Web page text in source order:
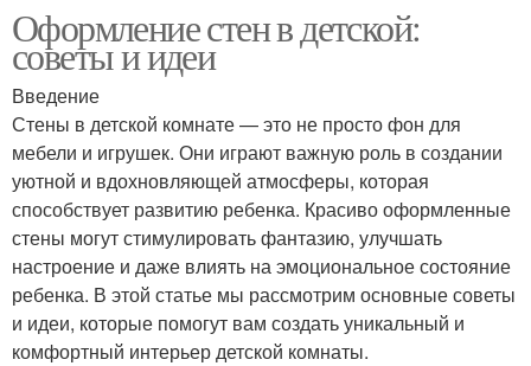
Оформление стен в детской:
советы и идеи
Введение
Стены в детской комнате — это не просто фон для
мебели и игрушек. Они играют важную роль в создании
уютной и вдохновляющей атмосферы, которая
способствует развитию ребенка. Красиво оформленные
стены могут стимулировать фантазию, улучшать
настроение и даже влиять на эмоциональное состояние
ребенка. В этой статье мы рассмотрим основные советы
и идеи, которые помогут вам создать уникальный и
комфортный интерьер детской комнаты.